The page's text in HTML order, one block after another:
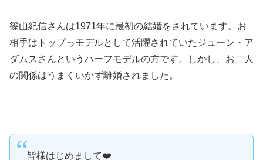
篠山紀信さんは1971年に最初の結婚をされています。お
相手はトップっモデルとして活躍されていたジューン・ア
ダムスさんというハーフモデルの方です。しかし、お二人
の関係はうまくいかず離婚されました。
皆様はじめまして❤️